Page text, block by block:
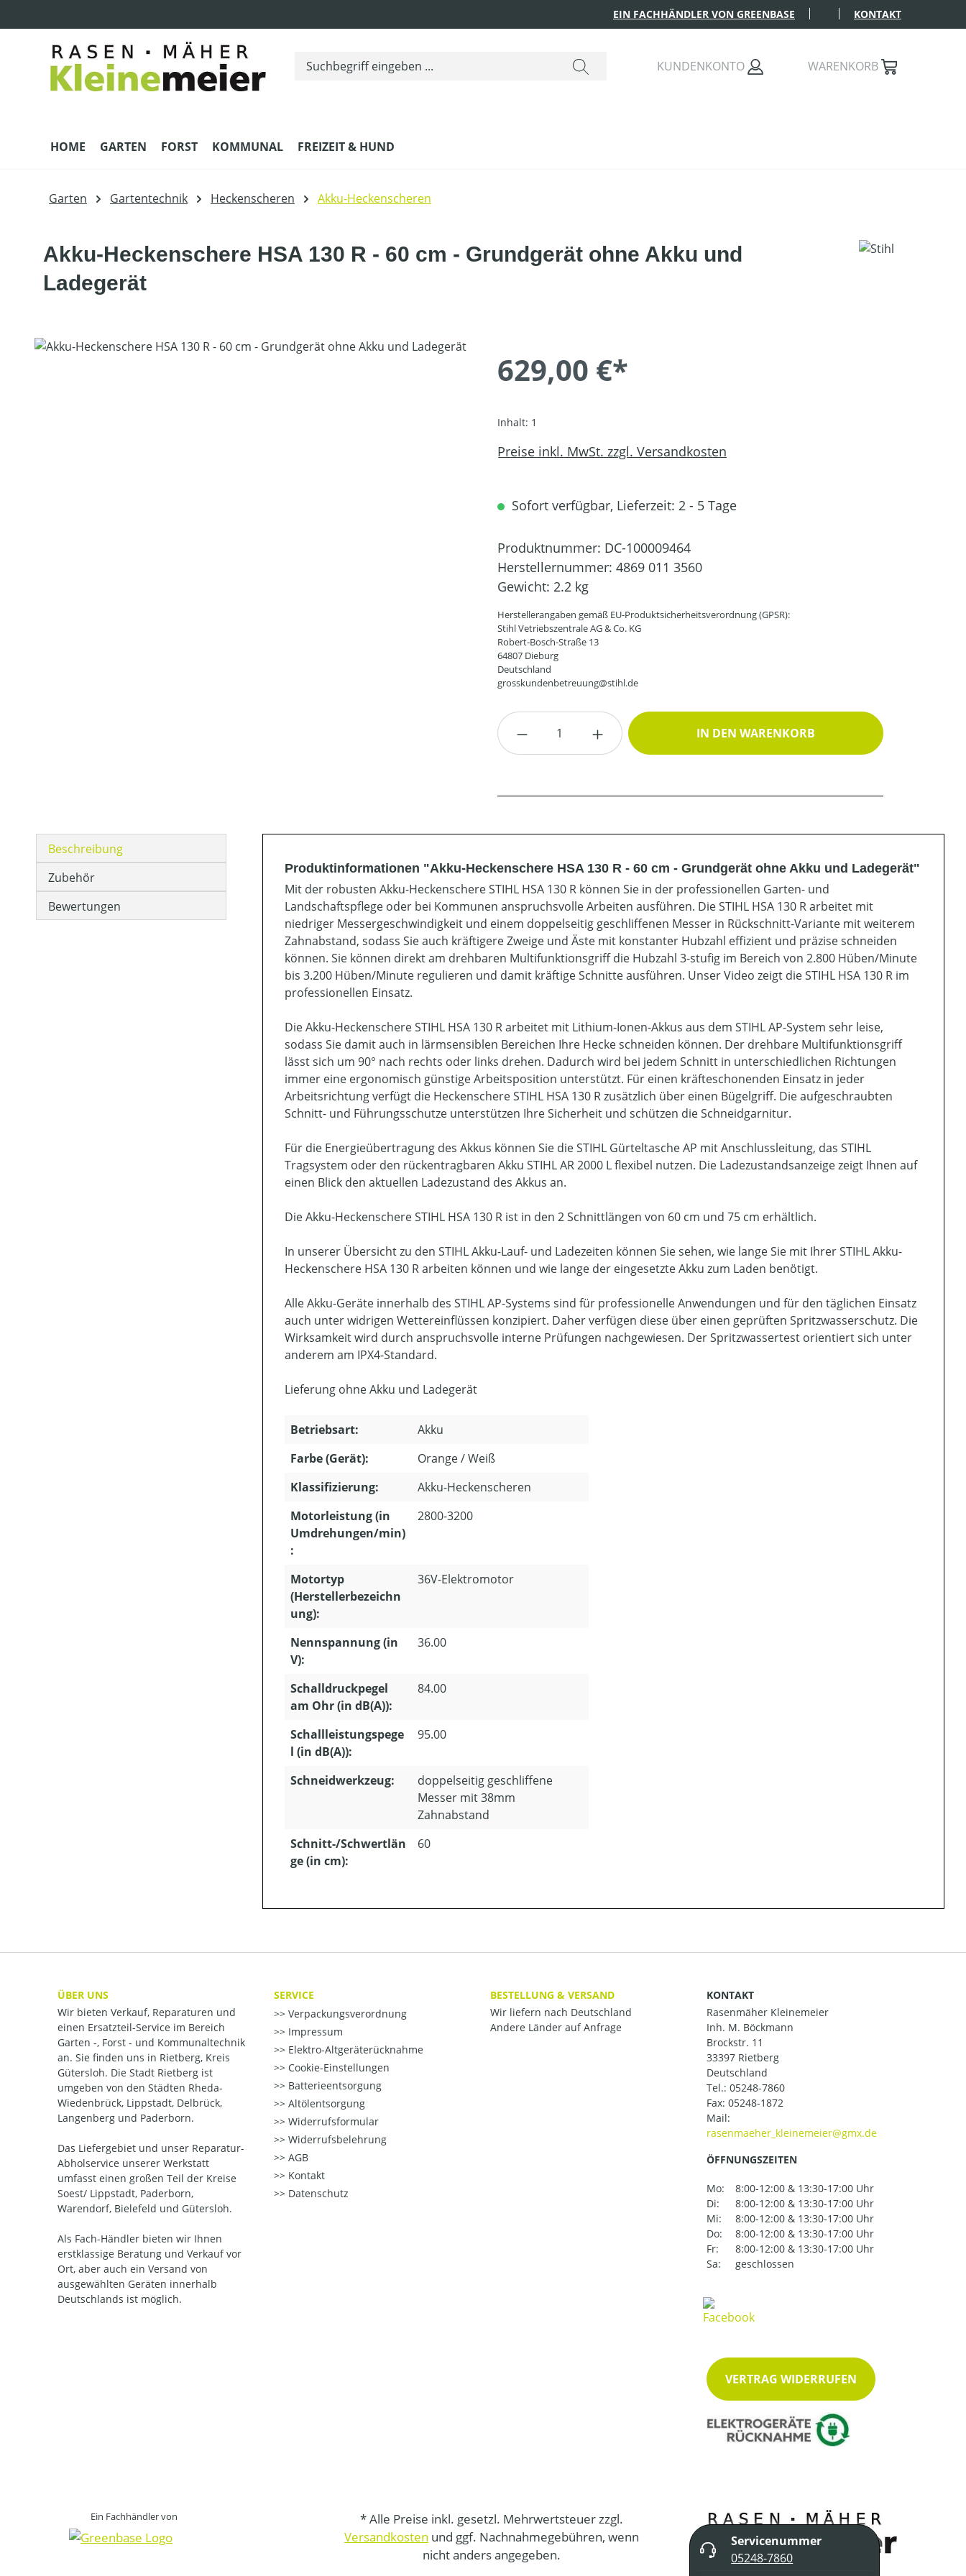
EIN FACHHÄNDLER VON GREENBASE KONTAKT
KUNDENKONTO WARENKORB
HOME GARTEN FORST KOMMUNAL FREIZEIT & HUND
Garten Gartentechnik Heckenscheren Akku-Heckenscheren
Akku-Heckenschere HSA 130 R - 60 cm - Grundgerät ohne Akku und
Ladegerät
Bildergalerie überspringen
629,00 €*
Inhalt: 1
Preise inkl. MwSt. zzgl. Versandkosten
Sofort verfügbar, Lieferzeit: 2 - 5 Tage
Produktnummer: DC-100009464
Herstellernummer: 4869 011 3560
Gewicht: 2.2 kg
Herstellerangaben gemäß EU-Produktsicherheitsverordnung (GPSR):
Stihl Vetriebszentrale AG & Co. KG
Robert-Bosch-Straße 13
64807 Dieburg
Deutschland
grosskundenbetreuung@stihl.de
Produkt Anzahl: Gib den gewünschten Wert ein oder
IN DEN WARENKORB
Beschreibung
Zubehör
Bewertungen
Produktinformationen "Akku-Heckenschere HSA 130 R - 60 cm - Grundgerät ohne Akku und Ladegerät"
Mit der robusten Akku-Heckenschere STIHL HSA 130 R können Sie in der professionellen Garten- und
Landschaftspflege oder bei Kommunen anspruchsvolle Arbeiten ausführen. Die STIHL HSA 130 R arbeitet mit
niedriger Messergeschwindigkeit und einem doppelseitig geschliffenen Messer in Rückschnitt-Variante mit weiterem
Zahnabstand, sodass Sie auch kräftigere Zweige und Äste mit konstanter Hubzahl effizient und präzise schneiden
können. Sie können direkt am drehbaren Multifunktionsgriff die Hubzahl 3-stufig im Bereich von 2.800 Hüben/Minute
bis 3.200 Hüben/Minute regulieren und damit kräftige Schnitte ausführen. Unser Video zeigt die STIHL HSA 130 R im
professionellen Einsatz.
Die Akku-Heckenschere STIHL HSA 130 R arbeitet mit Lithium-Ionen-Akkus aus dem STIHL AP-System sehr leise,
sodass Sie damit auch in lärmsensiblen Bereichen Ihre Hecke schneiden können. Der drehbare Multifunktionsgriff
lässt sich um 90° nach rechts oder links drehen. Dadurch wird bei jedem Schnitt in unterschiedlichen Richtungen
immer eine ergonomisch günstige Arbeitsposition unterstützt. Für einen kräfteschonenden Einsatz in jeder
Arbeitsrichtung verfügt die Heckenschere STIHL HSA 130 R zusätzlich über einen Bügelgriff. Die aufgeschraubten
Schnitt- und Führungsschutze unterstützen Ihre Sicherheit und schützen die Schneidgarnitur.
Für die Energieübertragung des Akkus können Sie die STIHL Gürteltasche AP mit Anschlussleitung, das STIHL
Tragsystem oder den rückentragbaren Akku STIHL AR 2000 L flexibel nutzen. Die Ladezustandsanzeige zeigt Ihnen auf
einen Blick den aktuellen Ladezustand des Akkus an.
Die Akku-Heckenschere STIHL HSA 130 R ist in den 2 Schnittlängen von 60 cm und 75 cm erhältlich.
In unserer Übersicht zu den STIHL Akku-Lauf- und Ladezeiten können Sie sehen, wie lange Sie mit Ihrer STIHL Akku-
Heckenschere HSA 130 R arbeiten können und wie lange der eingesetzte Akku zum Laden benötigt.
Alle Akku-Geräte innerhalb des STIHL AP-Systems sind für professionelle Anwendungen und für den täglichen Einsatz
auch unter widrigen Wettereinflüssen konzipiert. Daher verfügen diese über einen geprüften Spritzwasserschutz. Die
Wirksamkeit wird durch anspruchsvolle interne Prüfungen nachgewiesen. Der Spritzwassertest orientiert sich unter
anderem am IPX4-Standard.
Lieferung ohne Akku und Ladegerät
Betriebsart:
Akku
Farbe (Gerät):
Orange / Weiß
Klassifizierung:
Akku-Heckenscheren
Motorleistung (in
Umdrehungen/min)
:
2800-3200
Motortyp
(Herstellerbezeichn
ung):
36V-Elektromotor
Nennspannung (in
V):
36.00
Schalldruckpegel
am Ohr (in dB(A)):
84.00
Schallleistungspege
l (in dB(A)):
95.00
Schneidwerkzeug:
doppelseitig geschliffene
Messer mit 38mm
Zahnabstand
Schnitt-/Schwertlän
ge (in cm):
60
ÜBER UNS
Wir bieten Verkauf, Reparaturen und
einen Ersatzteil-Service im Bereich
Garten -, Forst - und Kommunaltechnik
an. Sie finden uns in Rietberg, Kreis
Gütersloh. Die Stadt Rietberg ist
umgeben von den Städten Rheda-
Wiedenbrück, Lippstadt, Delbrück,
Langenberg und Paderborn.
Das Liefergebiet und unser Reparatur-
Abholservice unserer Werkstatt
umfasst einen großen Teil der Kreise
Soest/ Lippstadt, Paderborn,
Warendorf, Bielefeld und Gütersloh.
Als Fach-Händler bieten wir Ihnen
erstklassige Beratung und Verkauf vor
Ort, aber auch ein Versand von
ausgewählten Geräten innerhalb
Deutschlands ist möglich.
SERVICE
Verpackungsverordnung
Impressum
Elektro-Altgeräterücknahme
Cookie-Einstellungen
Batterieentsorgung
Altölentsorgung
Widerrufsformular
Widerrufsbelehrung
AGB
Kontakt
Datenschutz
BESTELLUNG & VERSAND
Wir liefern nach Deutschland
Andere Länder auf Anfrage
KONTAKT
Rasenmäher Kleinemeier
Inh. M. Böckmann
Brockstr. 11
33397 Rietberg
Deutschland
Tel.: 05248-7860
Fax: 05248-1872
Mail:
ÖFFNUNGSZEITEN
Mo:
8:00-12:00 & 13:30-17:00 Uhr
Di:
8:00-12:00 & 13:30-17:00 Uhr
Mi:
8:00-12:00 & 13:30-17:00 Uhr
Do:
8:00-12:00 & 13:30-17:00 Uhr
Fr:
8:00-12:00 & 13:30-17:00 Uhr
Sa:
geschlossen
VERTRAG WIDERRUFEN
Ein Fachhändler von
* Alle Preise inkl. gesetzl. Mehrwertsteuer zzgl.
Versandkosten und ggf. Nachnahmegebühren, wenn
nicht anders angegeben.
Servicenummer
05248-7860